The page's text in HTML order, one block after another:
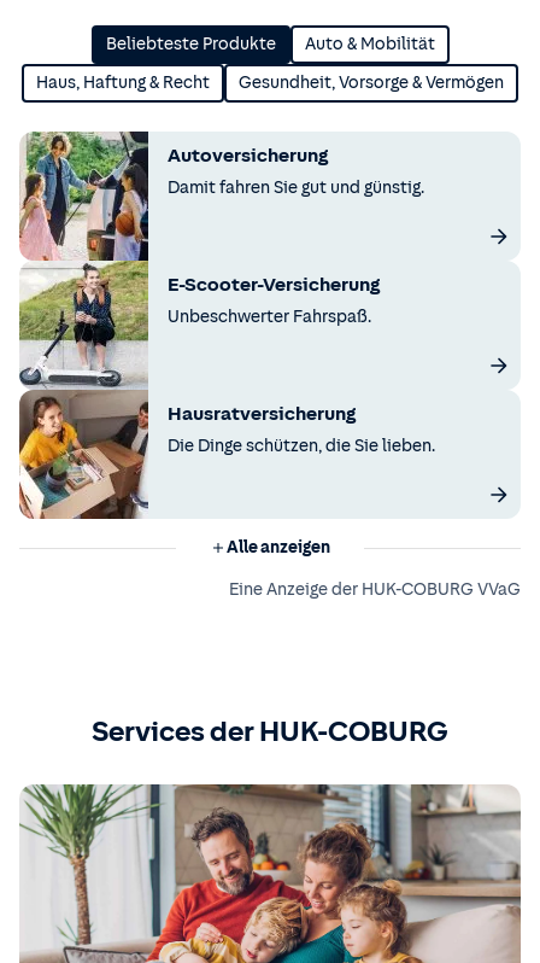
Beliebteste Produkte Auto & Mobilität
Haus, Haftung & Recht Gesundheit, Vorsorge & Vermögen
Autoversicherung
Damit fahren Sie gut und günstig.
E-Scooter-Versicherung
Unbeschwerter Fahrspaß.
Hausratversicherung
Die Dinge schützen, die Sie lieben.
Alle anzeigen
Eine Anzeige der HUK-COBURG VVaG
Services der HUK-COBURG